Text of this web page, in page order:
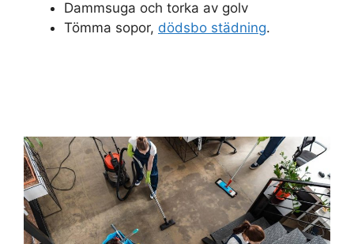
Dammsuga och torka av golv
Tömma sopor, dödsbo städning.